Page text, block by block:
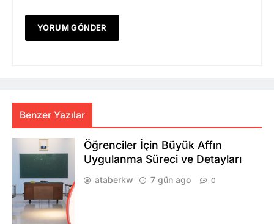
Benzer Yazılar
Öğrenciler İçin Büyük Affın
Uygulanma Süreci ve Detayları
ataberkw 7 gün ago 0